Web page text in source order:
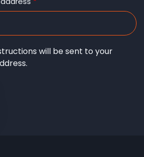
will be sent to your